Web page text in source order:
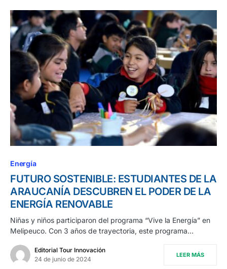
Energía
FUTURO SOSTENIBLE: ESTUDIANTES DE LA
ARAUCANÍA DESCUBREN EL PODER DE LA
ENERGÍA RENOVABLE
Niñas y niños participaron del programa “Vive la Energía” en
Melipeuco. Con 3 años de trayectoria, este programa…
Editorial Tour Innovación
24 de junio de 2024
LEER MÁS